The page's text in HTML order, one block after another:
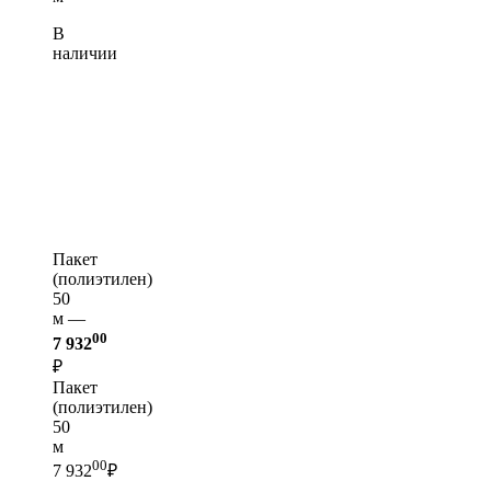
В
наличии
Пакет
(полиэтилен)
50
м —
7 93200
₽
Пакет
(полиэтилен)
50
м
7 93200₽